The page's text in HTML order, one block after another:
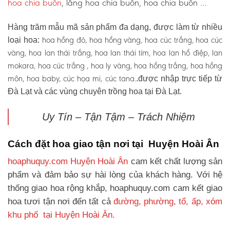
hoa chia buồn, lẵng hoa chia buồn, hoa chia buồn …
Hàng trăm mẫu mã sản phẩm đa dạng, được làm từ nhiều
loại hoa: hoa hồng đỏ, hoa hồng vàng, hoa cúc trắng, hoa cúc
vàng, hoa lan thái trắng, hoa lan thái tím, hoa lan hồ điệp, lan
mokara, hoa cúc trắng , hoa ly vàng, hoa hồng trắng, hoa hồng
môn, hoa baby, cúc họa mi, cúc tana..được nhập trực tiếp từ
Đà Lạt và các vùng chuyên trồng hoa tại Đà Lạt.
Uy Tín – Tận Tậm – Trách Nhiệm
Cách đặt hoa giao tận nơi tại Huyện Hoài Ân
hoaphuquy.com Huyện Hoài Ân cam kết chất lượng sản
phẩm và đảm bảo sự hài lòng của khách hàng. Với hệ
thống giao hoa rộng khắp, hoaphuquy.com cam kết giao
hoa tươi tận nơi đến tất cả đường, phường, tổ, ấp, xóm
khu phố tại Huyện Hoài Ân.